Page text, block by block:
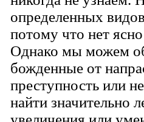
определенных
потому что нет
Однако мы можем
божденные от
преступность или
найти значительно